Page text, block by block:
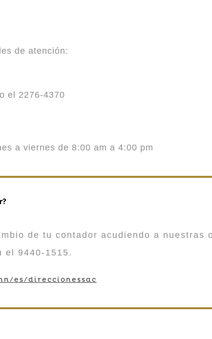
de atención:
el 2276-4370
a viernes de 8:00 am a 4:00 pm
de tu contador acudiendo a nuestras
el 9440-1515.
es/direccionessac